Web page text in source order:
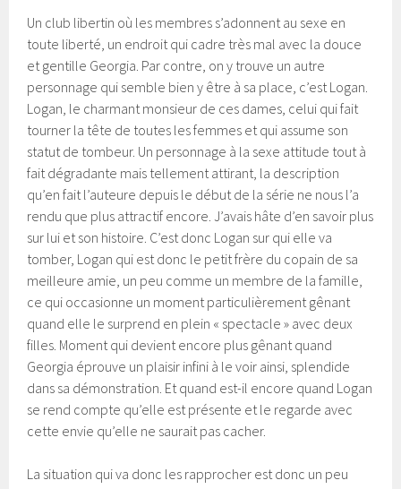
Un club libertin où les membres s’adonnent au sexe en
toute liberté, un endroit qui cadre très mal avec la douce
et gentille Georgia. Par contre, on y trouve un autre
personnage qui semble bien y être à sa place, c’est Logan.
Logan, le charmant monsieur de ces dames, celui qui fait
tourner la tête de toutes les femmes et qui assume son
statut de tombeur. Un personnage à la sexe attitude tout à
fait dégradante mais tellement attirant, la description
qu’en fait l’auteure depuis le début de la série ne nous l’a
rendu que plus attractif encore. J’avais hâte d’en savoir plus
sur lui et son histoire. C’est donc Logan sur qui elle va
tomber, Logan qui est donc le petit frère du copain de sa
meilleure amie, un peu comme un membre de la famille,
ce qui occasionne un moment particulièrement gênant
quand elle le surprend en plein « spectacle » avec deux
filles. Moment qui devient encore plus gênant quand
Georgia éprouve un plaisir infini à le voir ainsi, splendide
dans sa démonstration. Et quand est-il encore quand Logan
se rend compte qu’elle est présente et le regarde avec
cette envie qu’elle ne saurait pas cacher.
La situation qui va donc les rapprocher est donc un peu